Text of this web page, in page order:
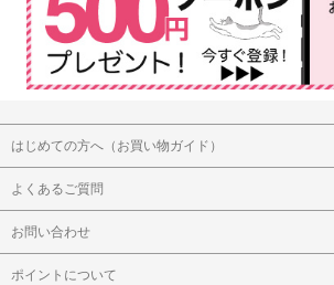
はじめての方へ（お買い物ガイド）
よくあるご質問
お問い合わせ
ポイントについて